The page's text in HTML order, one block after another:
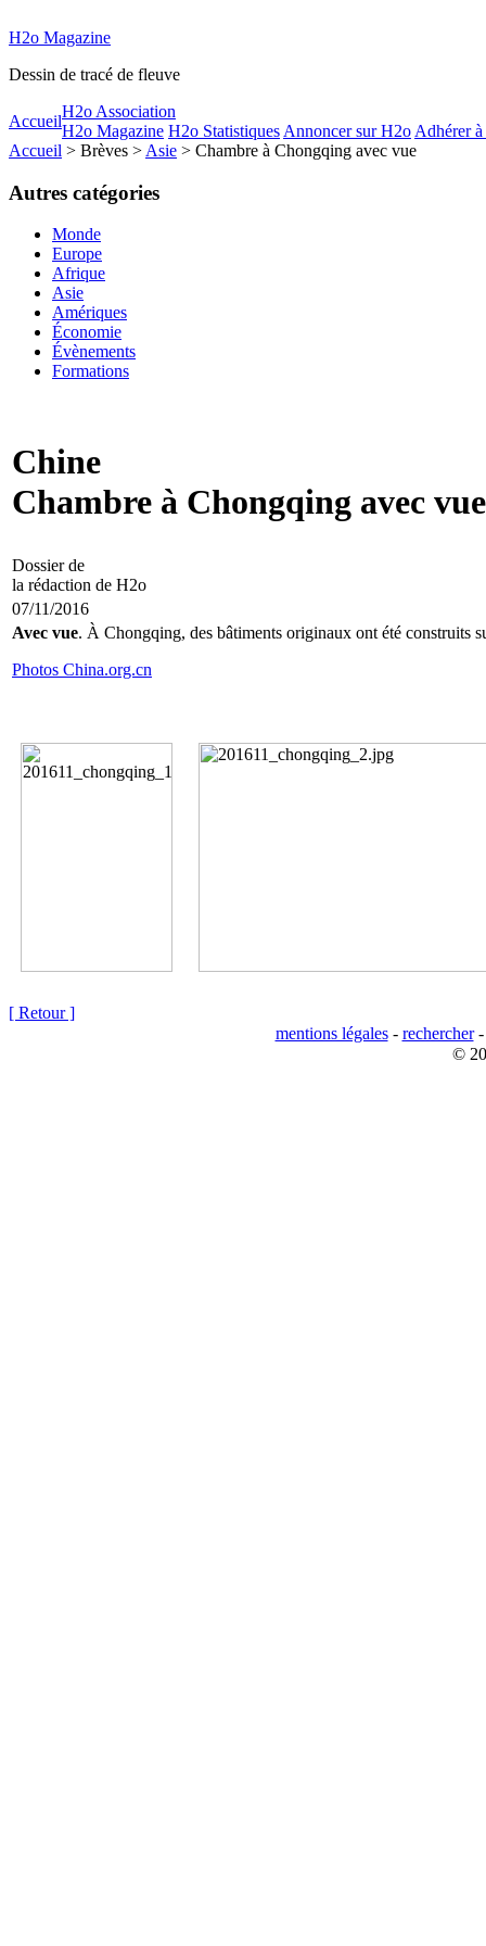
H2o Magazine
Dessin de tracé de fleuve
Accueil
H2o Association
H2o Magazine H2o Statistiques Annoncer sur H2o Adhérer
Accueil > Brèves > Asie > Chambre à Chongqing avec vue
Autres catégories
Monde
Europe
Afrique
Asie
Amériques
Économie
Évènements
Formations
Chine
Chambre à Chongqing avec vue
Dossier de
la rédaction de H2o
07/11/2016
Avec vue. À Chongqing, des bâtiments originaux ont été construits
Photos China.org.cn
[ Retour ]
mentions légales- rechercher
©